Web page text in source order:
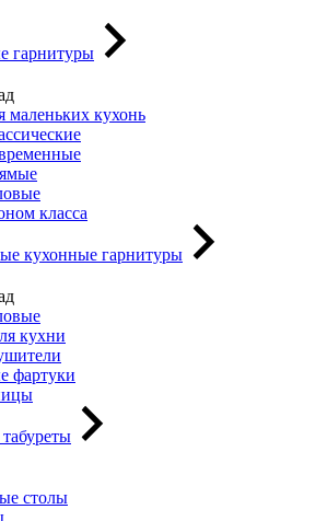
гарнитуры
маленьких кухонь
класса
кухонные гарнитуры
кухни
фартуки
столы